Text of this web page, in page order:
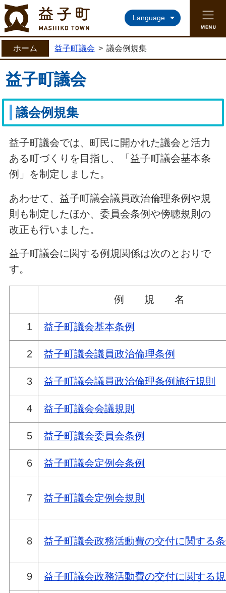
益子町ホームページ
Language
ホーム 益子町議会 > 議会例規集
益子町議会
議会例規集
益子町議会では、町民に開かれた議会と活力
ある町づくりを目指し、「益子町議会基本条
例」を制定しました。
あわせて、益子町議会議員政治倫理条例や規
則も制定したほか、委員会条例や傍聴規則の
改正も行いました。
益子町議会に関する例規関係は次のとおりで
す。
例 規 名
1 益子町議会基本条例
2 益子町議会議員政治倫理条例
3 益子町議会議員政治倫理条例施行規則
4 益子町議会会議規則
5 益子町議会委員会条例
6 益子町議会定例会条例
7 益子町議会定例会規則
8 益子町議会政務活動費の交付に関する
9 益子町議会政務活動費の交付に関する